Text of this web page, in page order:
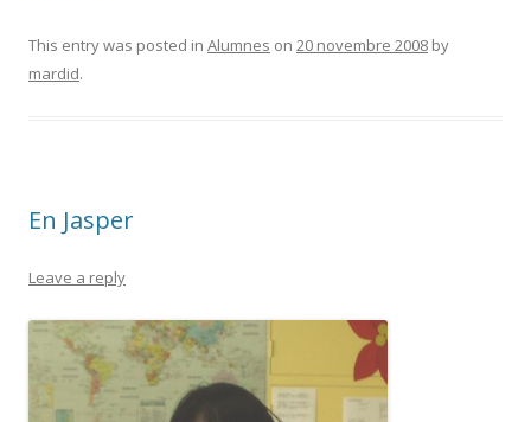
This entry was posted in Alumnes on 20 novembre 2008 by
mardid.
En Jasper
Leave a reply